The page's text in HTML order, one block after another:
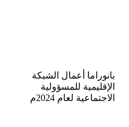
بانوراما أعمال الشبكة
الإقليمية للمسؤولية
الاجتماعية لعام 2024م